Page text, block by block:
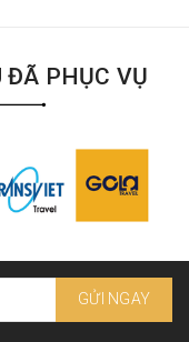
ĐÃ PHỤC VỤ
GỬI NGAY